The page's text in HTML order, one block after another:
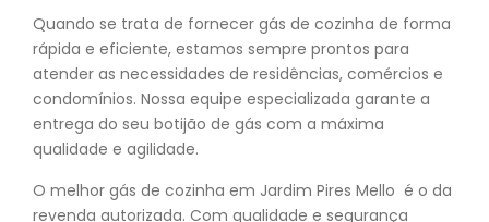
Quando se trata de fornecer gás de cozinha de forma
rápida e eficiente, estamos sempre prontos para
atender as necessidades de residências, comércios e
condomínios. Nossa equipe especializada garante a
entrega do seu botijão de gás com a máxima
qualidade e agilidade.
O melhor gás de cozinha em Jardim Pires Mello é o da
revenda autorizada. Com qualidade e segurança